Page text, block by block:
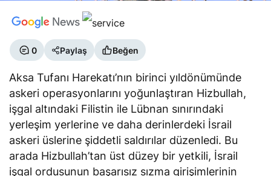
0 Paylaş Beğen
Aksa Tufanı Harekatı’nın birinci yıldönümünde
askeri operasyonlarını yoğunlaştıran Hizbullah,
işgal altındaki Filistin ile Lübnan sınırındaki
yerleşim yerlerine ve daha derinlerdeki İsrail
askeri üslerine şiddetli saldırılar düzenledi. Bu
arada Hizbullah’tan üst düzey bir yetkili, İsrail
işgal ordusunun başarısız sızma girişimlerinin